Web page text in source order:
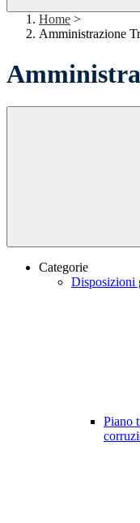
Home >
Amministrazione
Categorie
Disposizioni
Piano